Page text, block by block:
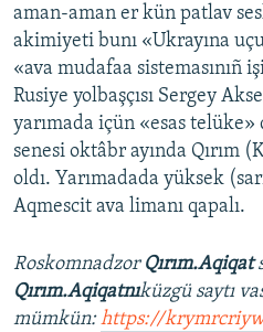
aman-aman er kün patlav
akimiyeti bunı «Ukrayına
«ava mudafaa sistemasınıñ
Rusiye yolbaşçısı Sergey
yarımada içün «esas telüke»
senesi oktâbr ayında Qırım
oldı. Yarımadada yüksek
Aqmescit ava limanı qapalı.
Roskomnadzor Qırım.Aqiqat
Qırım.Aqiqatnıküzgü saytı
mümkün:https://